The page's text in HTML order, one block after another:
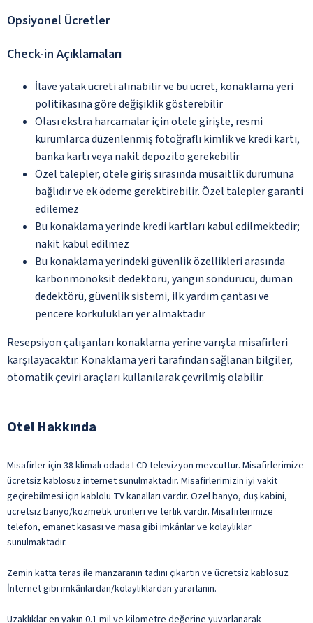
Opsiyonel Ücretler
Check-in Açıklamaları
İlave yatak ücreti alınabilir ve bu ücret, konaklama yeri
politikasına göre değişiklik gösterebilir
Olası ekstra harcamalar için otele girişte, resmi
kurumlarca düzenlenmiş fotoğraflı kimlik ve kredi kartı,
banka kartı veya nakit depozito gerekebilir
Özel talepler, otele giriş sırasında müsaitlik durumuna
bağlıdır ve ek ödeme gerektirebilir. Özel talepler garanti
edilemez
Bu konaklama yerinde kredi kartları kabul edilmektedir;
nakit kabul edilmez
Bu konaklama yerindeki güvenlik özellikleri arasında
karbonmonoksit dedektörü, yangın söndürücü, duman
dedektörü, güvenlik sistemi, ilk yardım çantası ve
pencere korkulukları yer almaktadır
Resepsiyon çalışanları konaklama yerine varışta misafirleri
karşılayacaktır. Konaklama yeri tarafından sağlanan bilgiler,
otomatik çeviri araçları kullanılarak çevrilmiş olabilir.
Otel Hakkında
Misafirler için 38 klimalı odada LCD televizyon mevcuttur. Misafirlerimize
ücretsiz kablosuz internet sunulmaktadır. Misafirlerimizin iyi vakit
geçirebilmesi için kablolu TV kanalları vardır. Özel banyo, duş kabini,
ücretsiz banyo/kozmetik ürünleri ve terlik vardır. Misafirlerimize
telefon, emanet kasası ve masa gibi imkânlar ve kolaylıklar
sunulmaktadır.
Zemin katta teras ile manzaranın tadını çıkartın ve ücretsiz kablosuz
İnternet gibi imkânlardan/kolaylıklardan yararlanın.
Uzaklıklar en yakın 0.1 mil ve kilometre değerine yuvarlanarak